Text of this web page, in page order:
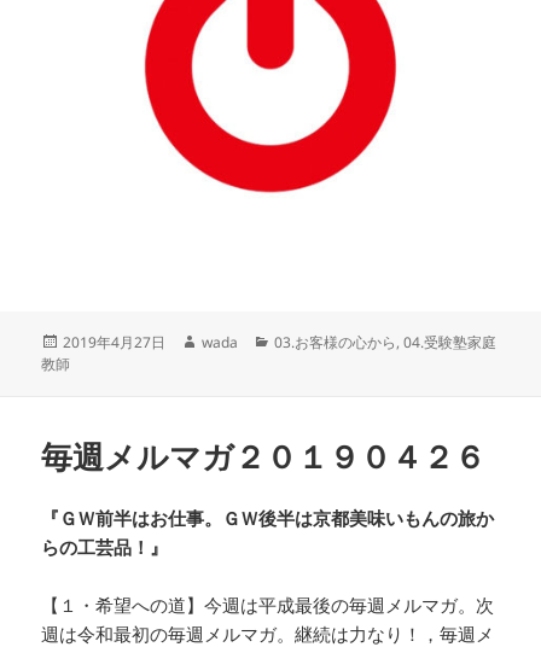
投
稿
2019年4月27日
作
wada
カ
03.お客様の心から,04.受験塾家庭
教師
毎週メルマガ２０１９０４２６
『ＧＷ前半はお仕事。ＧＷ後半は京都美味いもんの旅か
らの工芸品！』
【１・希望への道】今週は平成最後の毎週メルマガ。次
週は令和最初の毎週メルマガ。継続は力なり！，毎週メ